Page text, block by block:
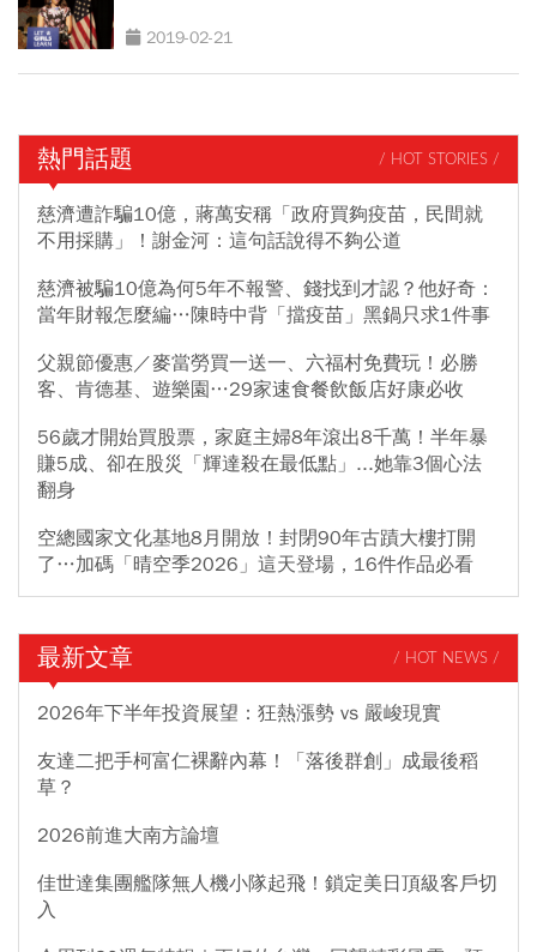
2019-02-21
熱門話題 / HOT STORIES /
慈濟遭詐騙10億，蔣萬安稱「政府買夠疫苗，民間就
不用採購」！謝金河：這句話說得不夠公道
慈濟被騙10億為何5年不報警、錢找到才認？他好奇：
當年財報怎麼編…陳時中背「擋疫苗」黑鍋只求1件事
父親節優惠／麥當勞買一送一、六福村免費玩！必勝
客、肯德基、遊樂園…29家速食餐飲飯店好康必收
56歲才開始買股票，家庭主婦8年滾出8千萬！半年暴
賺5成、卻在股災「輝達殺在最低點」...她靠3個心法
翻身
空總國家文化基地8月開放！封閉90年古蹟大樓打開
了…加碼「晴空季2026」這天登場，16件作品必看
最新文章 / HOT NEWS /
2026年下半年投資展望：狂熱漲勢 vs 嚴峻現實
友達二把手柯富仁裸辭內幕！「落後群創」成最後稻
草？
2026前進大南方論壇
佳世達集團艦隊無人機小隊起飛！鎖定美日頂級客戶切
入